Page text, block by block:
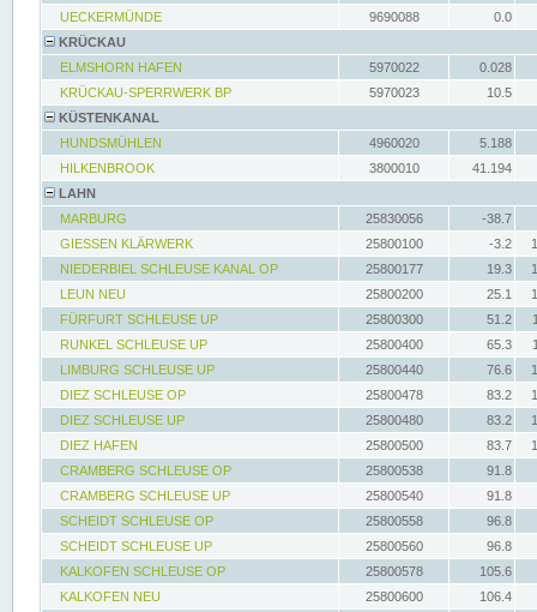
UECKERMÜNDE
9690088
0.0
KRÜCKAU
ELMSHORN HAFEN
5970022
0.028
KRÜCKAU-SPERRWERK BP
5970023
10.5
KÜSTENKANAL
HUNDSMÜHLEN
4960020
5.188
HILKENBROOK
3800010
41.194
LAHN
MARBURG
25830056
-38.7
GIESSEN KLÄRWERK
25800100 -3.2
NIEDERBIEL SCHLEUSE KANAL OP
25800177 19.3
LEUN NEU
25800200 25.1
FÜRFURT SCHLEUSE UP
25800300 51.2
RUNKEL SCHLEUSE UP
25800400 65.3
LIMBURG SCHLEUSE UP
25800440 76.6
DIEZ SCHLEUSE OP
25800478 83.2
DIEZ SCHLEUSE UP
25800480 83.2
DIEZ HAFEN
25800500 83.7
CRAMBERG SCHLEUSE OP
25800538
91.8
CRAMBERG SCHLEUSE UP
25800540
91.8
SCHEIDT SCHLEUSE OP
25800558
96.8
SCHEIDT SCHLEUSE UP
25800560
96.8
KALKOFEN SCHLEUSE OP
25800578
105.6
KALKOFEN NEU
25800600
106.4